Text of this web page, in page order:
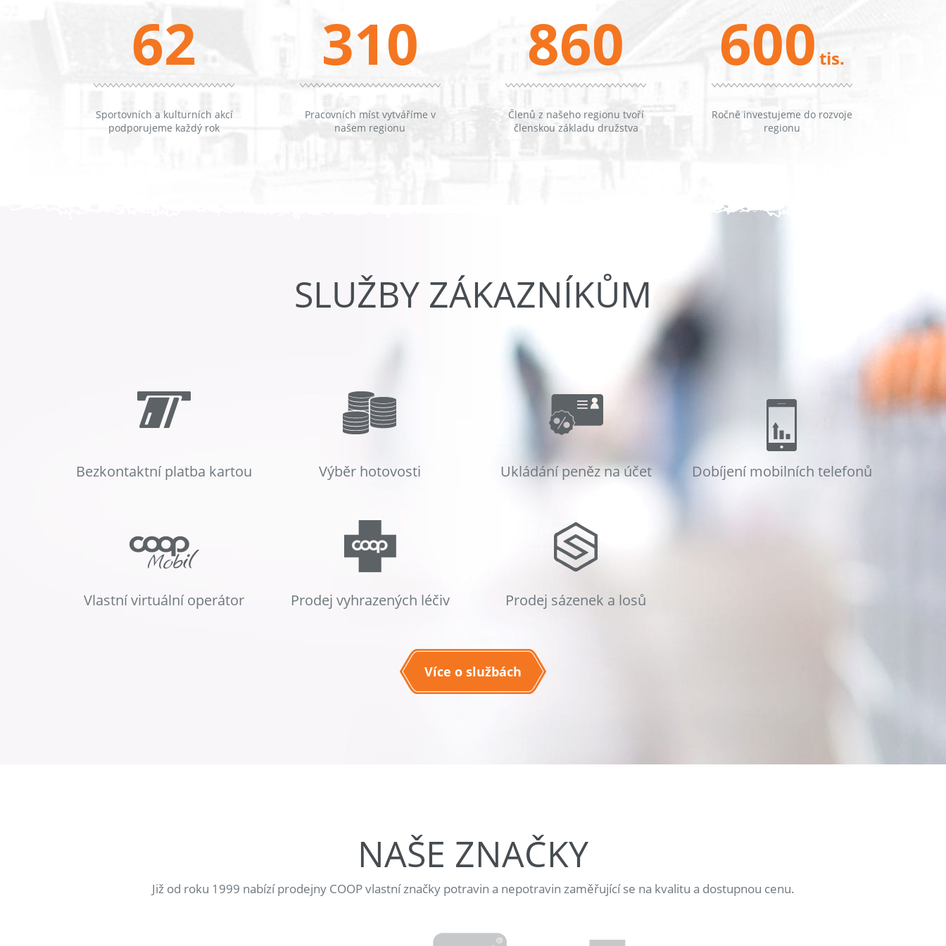
62
Sportovních a kulturních akcí
podporujeme každý rok
310
Pracovních míst vytváříme v
našem regionu
860
Členů z našeho regionu tvoří
členskou základu družstva
600 tis.
Ročně investujeme do rozvoje
regionu
SLUŽBY ZÁKAZNÍKŮM
Bezkontaktní platba kartou Výběr hotovosti Ukládání peněz na účet Dobíjení mobilních telefonů
Vlastní virtuální operátor Prodej vyhrazených léčiv Prodej sázenek a losů
Více o službách
NAŠE ZNAČKY
Již od roku 1999 nabízí prodejny COOP vlastní značky potravin a nepotravin zaměřující se na kvalitu a dostupnou cenu.